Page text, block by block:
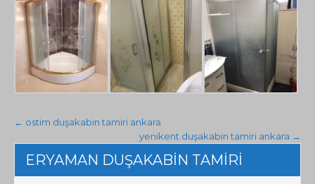
Post
navigation
← ostim duşakabin tamiri ankara
yenikent duşakabin tamiri ankara →
ERYAMAN DUŞAKABİN TAMİRİ